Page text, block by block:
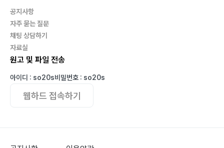
공지사항
자주 묻는 질문
채팅 상담하기
자료실
원고 및 파일 전송
아이디 : so20s비밀번호 : so20s
웹하드 접속하기